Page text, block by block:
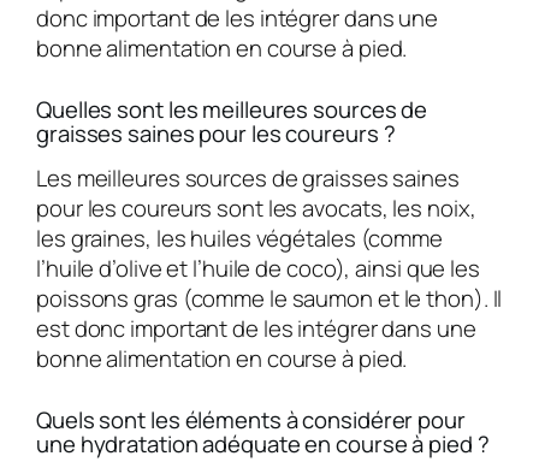
donc important de les intégrer dans une
bonne alimentation en course à pied.
Quelles sont les meilleures sources de
graisses saines pour les coureurs ?
Les meilleures sources de graisses saines
pour les coureurs sont les avocats, les noix,
les graines, les huiles végétales (comme
l’huile d’olive et l’huile de coco), ainsi que les
poissons gras (comme le saumon et le thon). Il
est donc important de les intégrer dans une
bonne alimentation en course à pied.
Quels sont les éléments à considérer pour
une hydratation adéquate en course à pied ?